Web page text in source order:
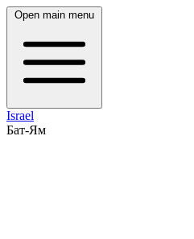
Open main menu
Israel
Бат-Ям